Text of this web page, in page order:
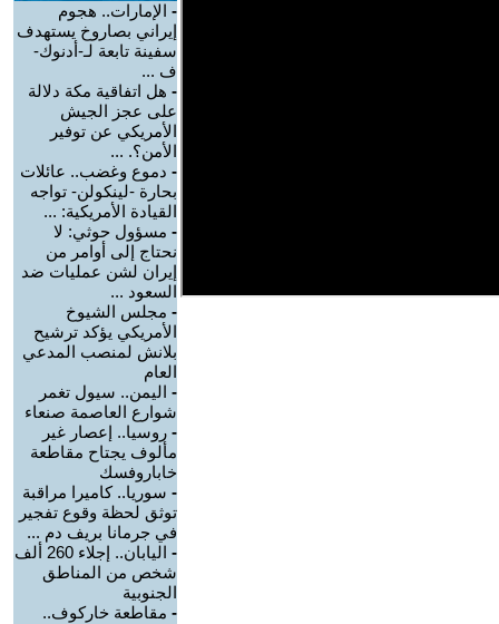
- الإمارات.. هجوم
إيراني بصاروخ يستهدف
سفينة تابعة لـ-أدنوك-
ف ...
- هل اتفاقية مكة دلالة
على عجز الجيش
الأمريكي عن توفير
الأمن؟. ...
- دموع وغضب.. عائلات
بحارة -لينكولن- تواجه
القيادة الأمريكية: ...
- مسؤول حوثي: لا
نحتاج إلى أوامر من
إيران لشن عمليات ضد
السعود ...
- مجلس الشيوخ
الأمريكي يؤكد ترشيح
بلانش لمنصب المدعي
العام
- اليمن.. سيول تغمر
شوارع العاصمة صنعاء
- روسيا.. إعصار غير
مألوف يجتاح مقاطعة
خاباروفسك
- سوريا.. كاميرا مراقبة
توثق لحظة وقوع تفجير
في جرمانا بريف دم ...
-
اليابان.. إجلاء 260 ألف
شخص من المناطق
الجنوبية
- مقاطعة خاركوف..